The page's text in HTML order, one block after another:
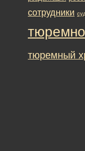
сотрудники
тюремный